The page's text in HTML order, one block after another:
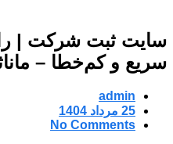
سایت ثبت شرکت |
سریع و کم‌خطا –
admin
25 مرداد 1404
No Comments